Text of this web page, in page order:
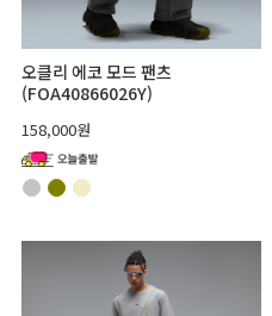
오클리 에코 모드 팬츠
(FOA40866026Y)
158,000원